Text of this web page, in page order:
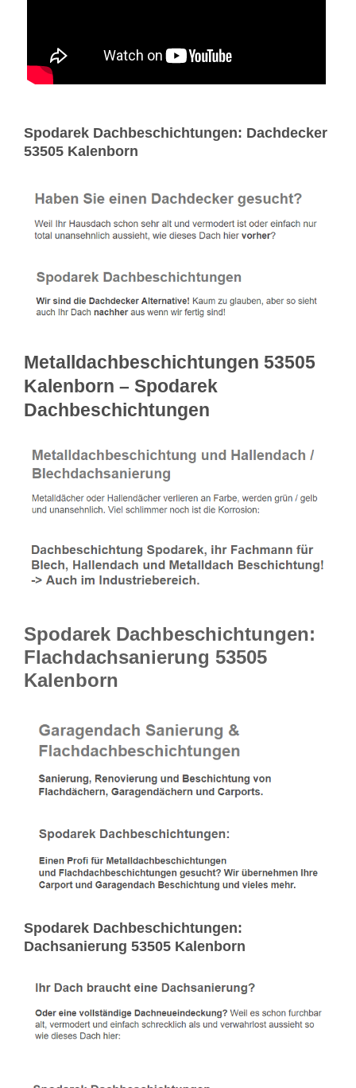
Spodarek Dachbeschichtungen: Dachdecker
53505 Kalenborn
Metalldachbeschichtungen 53505
Kalenborn – Spodarek
Dachbeschichtungen
Spodarek Dachbeschichtungen:
Flachdachsanierung 53505
Kalenborn
Spodarek Dachbeschichtungen:
Dachsanierung 53505 Kalenborn